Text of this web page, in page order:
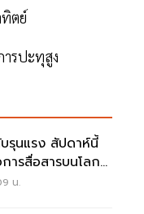
ทิตย์
รปะทุสูง
บรุนแรง สัปดาห์นี้
ารสื่อสารบนโลก
น.